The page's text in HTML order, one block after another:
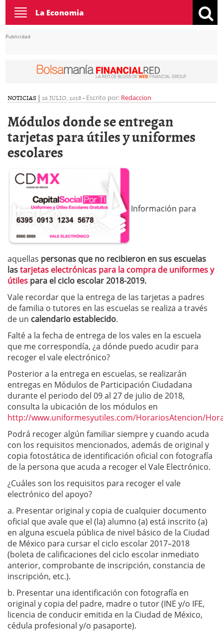
Toggle
navigation
La Economia
Publicidad
NOTICIAS | 26 JULIO, 2018- Escrito por: Redaccion
Módulos donde se entregan
tarjetas para útiles y uniformes
escolares
Información para
aquellas personas que no recibieron en sus escuelas
lastarjetas electrónicas para la compra de uniformes y
útiles para el ciclo escolar 2018-2019.
Vale recordar que la entrega de las tarjetas a padres
de familia o tutores en las escuelas se realiza a través
de un calendario establecido.
Falté a la fecha de entrega de los vales en la escuela
que me correspondía, ¿a dónde puedo acudir para
recoger el vale electrónico?
Posterior a la entrega en escuelas, se realizarán
entregas en Módulos de Participación Ciudadana
durante el periodo del 09 al 27 de julio de 2018,
consulta la ubicación de los módulos en
http://www.uniformesyutiles.com/HorariosAtencion/
Podrá recoger algún familiar siempre y cuando acuda
con los requisitos mencionados, además de original y
copia fotostática de identificación oficial con fotografía
de la persona que acuda a recoger el Vale Electrónico.
¿Cuáles son los requisitos para recoger el vale
electrónico del apoyo?
a. Presentar original y copia de cualquier documento
oficial que avale que el (la) alumno (a) está inscrito (a)
en alguna escuela pública de nivel básico de la Ciudad
de México para cursar el ciclo escolar 2017–2018
(boleta de calificaciones del ciclo escolar inmediato
anterior, comprobante de inscripción, constancia de
inscripción, etc.).
b. Presentar una identificación con fotografía en
original y copia del padre, madre o tutor (INE y/o IFE,
licencia de conducir emitida en la Ciudad de México,
cédula profesional y/o pasaporte).